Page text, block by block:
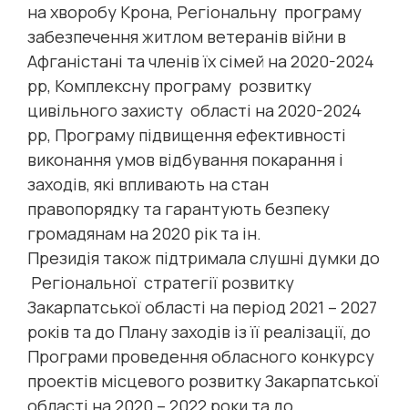
на хворобу Крона, Регіональну програму
забезпечення житлом ветеранів війни в
Афганістані та членів їх сімей на 2020-2024
рр, Комплексну програму розвитку
цивільного захисту області на 2020-2024
рр, Програму підвищення ефективності
виконання умов відбування покарання і
заходів, які впливають на стан
правопорядку та гарантують безпеку
громадянам на 2020 рік та ін.
Президія також підтримала слушні думки до
Регіональної стратегії розвитку
Закарпатської області на період 2021 – 2027
років та до Плану заходів із її реалізації, до
Програми проведення обласного конкурсу
проектів місцевого розвитку Закарпатської
області на 2020 – 2022 роки та до